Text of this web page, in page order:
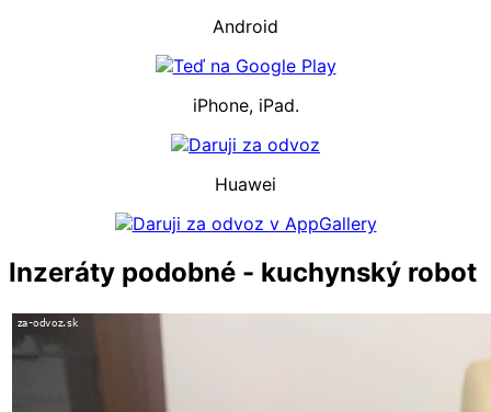
Android
iPhone, iPad.
Huawei
Inzeráty podobné - kuchynský robot